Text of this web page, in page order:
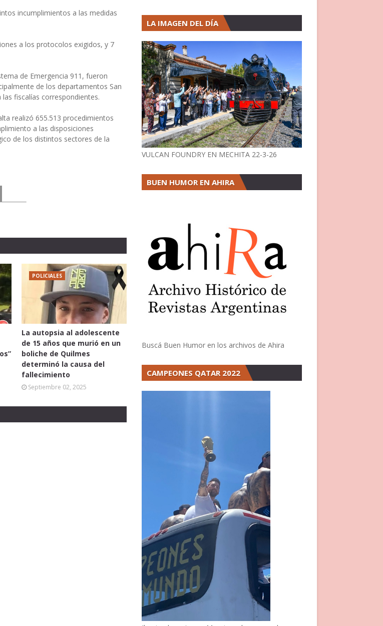
incumplimientos a las medidas
a los protocolos exigidos, y 7
de Emergencia 911, fueron
de los departamentos San
fiscalías correspondientes.
realizó 655.513 procedimientos
a las disposiciones
de los distintos sectores de la
POLICIALES
La autopsia al adolescente
de 15 años que murió en un
boliche de Quilmes
determinó la causa del
fallecimiento
Septiembre 02, 2025
LA IMAGEN DEL DÍA
VULCAN FOUNDRY EN MECHITA 22-3-26
BUEN HUMOR EN AHIRA
Buscá Buen Humor en los archivos de Ahira
CAMPEONES QATAR 2022